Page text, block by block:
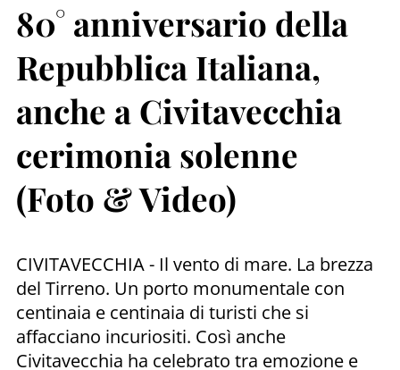
80° anniversario della
Repubblica Italiana,
anche a Civitavecchia
cerimonia solenne
(Foto & Video)
CIVITAVECCHIA - Il vento di mare. La brezza
del Tirreno. Un porto monumentale con
centinaia e centinaia di turisti che si
affacciano incuriositi. Così anche
Civitavecchia ha celebrato tra emozione e